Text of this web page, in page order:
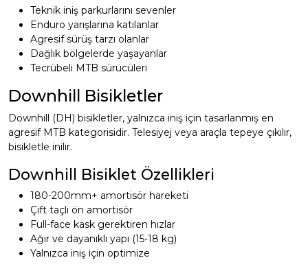
Teknik iniş parkurlarını sevenler
Enduro yarışlarına katılanlar
Agresif sürüş tarzı olanlar
Dağlık bölgelerde yaşayanlar
Tecrübeli MTB sürücüleri
Downhill Bisikletler
Downhill (DH) bisikletler, yalnızca iniş için tasarlanmış en
agresif MTB kategorisidir. Telesiyej veya araçla tepeye çıkılır,
bisikletle inilir.
Downhill Bisiklet Özellikleri
180-200mm+ amortisör hareketi
Çift taçlı ön amortisör
Full-face kask gerektiren hızlar
Ağır ve dayanıklı yapı (15-18 kg)
Yalnızca iniş için optimize